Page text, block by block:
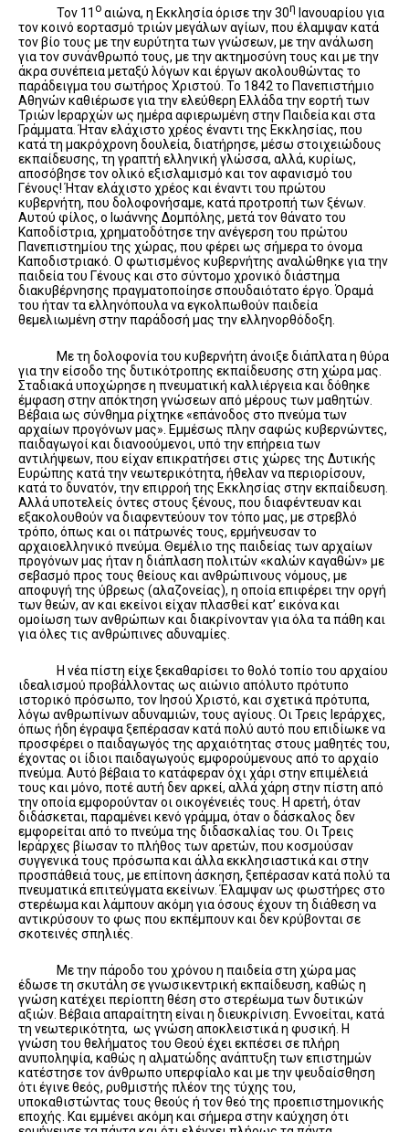
Τον 11 ο αιώνα, η Εκκλησία όρισε την 30η Ιανουαρίου για
τον κοινό εορτασμό τριών μεγάλων αγίων, που έλαμψαν κατά
τον βίο τους με την ευρύτητα των γνώσεων, με την ανάλωση
για τον συνάνθρωπό τους, με την ακτημοσύνη τους και με την
άκρα συνέπεια μεταξύ λόγων και έργων ακολουθώντας το
παράδειγμα του σωτήρος Χριστού. Το 1842 το Πανεπιστήμιο
Αθηνών καθιέρωσε για την ελεύθερη Ελλάδα την εορτή των
Τριών Ιεραρχών ως ημέρα αφιερωμένη στην Παιδεία και στα
Γράμματα. Ήταν ελάχιστο χρέος έναντι της Εκκλησίας, που
κατά τη μακρόχρονη δουλεία, διατήρησε, μέσω στοιχειώδους
εκπαίδευσης, τη γραπτή ελληνική γλώσσα, αλλά, κυρίως,
αποσόβησε τον ολικό εξισλαμισμό και τον αφανισμό του
Γένους! Ήταν ελάχιστο χρέος και έναντι του πρώτου
κυβερνήτη, που δολοφονήσαμε, κατά προτροπή των ξένων.
Αυτού φίλος, ο Ιωάννης Δομπόλης, μετά τον θάνατο του
Καποδίστρια, χρηματοδότησε την ανέγερση του πρώτου
Πανεπιστημίου της χώρας, που φέρει ως σήμερα το όνομα
Καποδιστριακό. Ο φωτισμένος κυβερνήτης αναλώθηκε για την
παιδεία του Γένους και στο σύντομο χρονικό διάστημα
διακυβέρνησης πραγματοποίησε σπουδαιότατο έργο. Όραμά
του ήταν τα ελληνόπουλα να εγκολπωθούν παιδεία
θεμελιωμένη στην παράδοσή μας την ελληνορθόδοξη.
Με τη δολοφονία του κυβερνήτη άνοιξε διάπλατα η θύρα
για την είσοδο της δυτικότροπης εκπαίδευσης στη χώρα μας.
Σταδιακά υποχώρησε η πνευματική καλλιέργεια και δόθηκε
έμφαση στην απόκτηση γνώσεων από μέρους των μαθητών.
Βέβαια ως σύνθημα ρίχτηκε «επάνοδος στο πνεύμα των
αρχαίων προγόνων μας». Εμμέσως πλην σαφώς κυβερνώντες,
παιδαγωγοί και διανοούμενοι, υπό την επήρεια των
αντιλήψεων, που είχαν επικρατήσει στις χώρες της Δυτικής
Ευρώπης κατά την νεωτερικότητα, ήθελαν να περιορίσουν,
κατά το δυνατόν, την επιρροή της Εκκλησίας στην εκπαίδευση.
Αλλά υποτελείς όντες στους ξένους, που διαφέντευαν και
εξακολουθούν να διαφεντεύουν τον τόπο μας, με στρεβλό
τρόπο, όπως και οι πάτρωνές τους, ερμήνευσαν το
αρχαιοελληνικό πνεύμα. Θεμέλιο της παιδείας των αρχαίων
προγόνων μας ήταν η διάπλαση πολιτών «καλών καγαθών» με
σεβασμό προς τους θείους και ανθρώπινους νόμους, με
αποφυγή της ύβρεως (αλαζονείας), η οποία επιφέρει την οργή
των θεών, αν και εκείνοι είχαν πλασθεί κατ’ εικόνα και
ομοίωση των ανθρώπων και διακρίνονταν για όλα τα πάθη και
για όλες τις ανθρώπινες αδυναμίες.
Η νέα πίστη είχε ξεκαθαρίσει το θολό τοπίο του αρχαίου
ιδεαλισμού προβάλλοντας ως αιώνιο απόλυτο πρότυπο
ιστορικό πρόσωπο, τον Ιησού Χριστό, και σχετικά πρότυπα,
λόγω ανθρωπίνων αδυναμιών, τους αγίους. Οι Τρεις Ιεράρχες,
όπως ήδη έγραψα ξεπέρασαν κατά πολύ αυτό που επιδίωκε να
προσφέρει ο παιδαγωγός της αρχαιότητας στους μαθητές του,
έχοντας οι ίδιοι παιδαγωγούς εμφορούμενους από το αρχαίο
πνεύμα. Αυτό βέβαια το κατάφεραν όχι χάρι στην επιμέλειά
τους και μόνο, ποτέ αυτή δεν αρκεί, αλλά χάρη στην πίστη από
την οποία εμφορούνταν οι οικογένειές τους. Η αρετή, όταν
διδάσκεται, παραμένει κενό γράμμα, όταν ο δάσκαλος δεν
εμφορείται από το πνεύμα της διδασκαλίας του. Οι Τρεις
Ιεράρχες βίωσαν το πλήθος των αρετών, που κοσμούσαν
συγγενικά τους πρόσωπα και άλλα εκκλησιαστικά και στην
προσπάθειά τους, με επίπονη άσκηση, ξεπέρασαν κατά πολύ τα
πνευματικά επιτεύγματα εκείνων. Έλαμψαν ως φωστήρες στο
στερέωμα και λάμπουν ακόμη για όσους έχουν τη διάθεση να
αντικρύσουν το φως που εκπέμπουν και δεν κρύβονται σε
σκοτεινές σπηλιές.
Με την πάροδο του χρόνου η παιδεία στη χώρα μας
έδωσε τη σκυτάλη σε γνωσικεντρική εκπαίδευση, καθώς η
γνώση κατέχει περίοπτη θέση στο στερέωμα των δυτικών
αξιών. Βέβαια απαραίτητη είναι η διευκρίνιση. Εννοείται, κατά
τη νεωτερικότητα, ως γνώση αποκλειστικά η φυσική. Η
γνώση του θελήματος του Θεού έχει εκπέσει σε πλήρη
ανυποληψία, καθώς η αλματώδης ανάπτυξη των επιστημών
κατέστησε τον άνθρωπο υπερφίαλο και με την ψευδαίσθηση
ότι έγινε θεός, ρυθμιστής πλέον της τύχης του,
υποκαθιστώντας τους θεούς ή τον θεό της προεπιστημονικής
εποχής. Και εμμένει ακόμη και σήμερα στην καύχηση ότι